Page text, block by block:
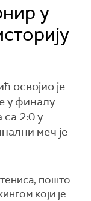
у
освојио је
у финалу
2:0 у
меч је
пошто
који је